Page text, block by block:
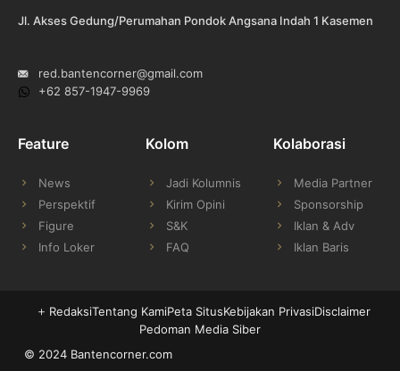
Jl. Akses Gedung/Perumahan Pondok Angsana Indah 1 Kasemen
red.bantencorner@gmail.com
+62 857-1947-9969
Feature
News
Perspektif
Figure
Info Loker
Kolom
Jadi Kolumnis
Kirim Opini
S&K
FAQ
Kolaborasi
Media Partner
Sponsorship
Iklan & Adv
Iklan Baris
© 2024 Bantencorner.com
RedaksiTentang KamiPeta SitusKebijakan PrivasiDisclaimer
Pedoman Media Siber